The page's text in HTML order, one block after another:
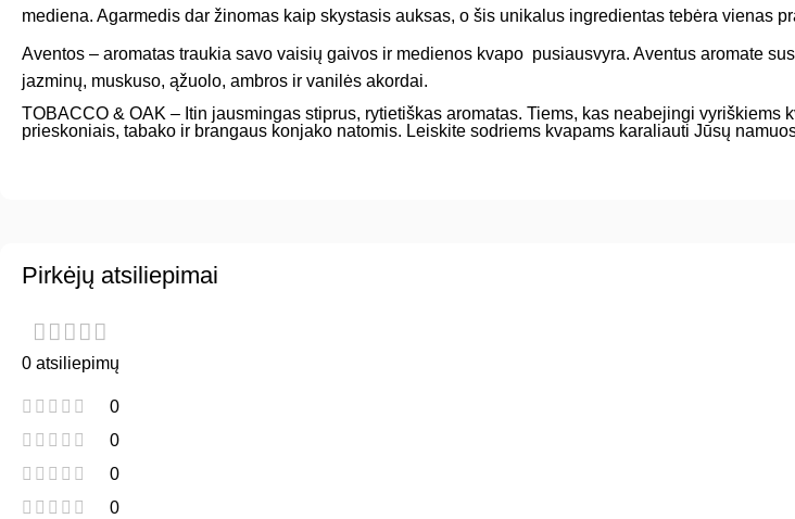
mediena. Agarmedis dar žinomas kaip skystasis auksas, o šis unikalus ingredientas tebėra vienas
Aventos – aromatas traukia savo vaisių gaivos ir medienos kvapo pusiausvyra. Aventus aromate
jazminų, muskuso, ąžuolo, ambros ir vanilės akordai.
TOBACCO & OAK – Itin jausmingas stiprus, rytietiškas aromatas. Tiems, kas neabejingi
prieskoniais, tabako ir brangaus konjako natomis. Leiskite sodriems kvapams karaliauti Jūsų
Pirkėjų atsiliepimai
0 atsiliepimų
0
0
0
0